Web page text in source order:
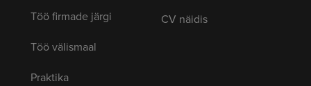
Töö firmade järgi
Töö välismaal
Praktika
CV näidis